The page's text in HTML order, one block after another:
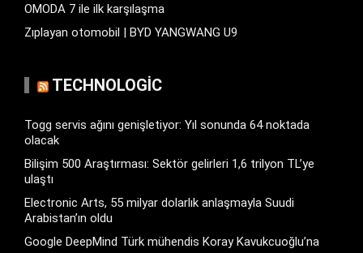
OMODA 7 ile ilk karşılaşma
Zıplayan otomobil | BYD YANGWANG U9
TECHNOLOGIC
Togg servis ağını genişletiyor: Yıl sonunda 64 noktada
olacak
Bilişim 500 Araştırması: Sektör gelirleri 1,6 trilyon TL’ye
ulaştı
Electronic Arts, 55 milyar dolarlık anlaşmayla Suudi
Arabistan’ın oldu
Google DeepMind Türk mühendis Koray Kavukcuoğlu’na